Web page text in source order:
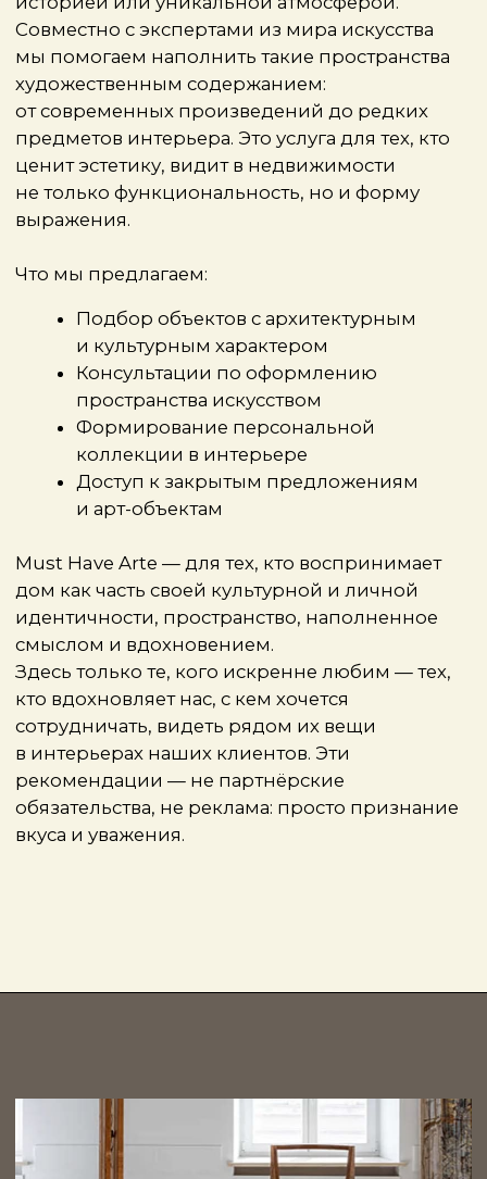
Heritageпредметный дизайн
воспринимается как культурная ценность:
вещи здесь становятся не просто
экспонатами, а живыми участниками
разговора о времени, вкусе и культуре.
Галерея собирает знаковые объекты —
от редкого европейского mid-century
до уникальных предметов советского
Нам близок их подход: выбирать
не по тренду, а по смыслу. Heritage помогает
интегрировать дизайн в интерьер как живой
акцент — не просто красивую вещь, а деталь,
формирующую атмосферу. Такие предметы
не стареют и не теряют актуальности —
выразительнее.
живого: актуальные художники, эксперимент
с формой, работой с материалом. Объекты,
которые легко представить в интерьере —
скульптуры, графика, визуальные